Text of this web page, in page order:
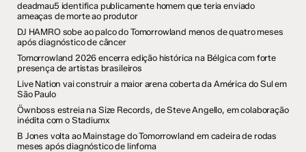
deadmau5 identifica publicamente homem que teria enviado
ameaças de morte ao produtor
DJ HAMRO sobe ao palco do Tomorrowland menos de quatro meses
após diagnóstico de câncer
Tomorrowland 2026 encerra edição histórica na Bélgica com forte
presença de artistas brasileiros
Live Nation vai construir a maior arena coberta da América do Sul em
São Paulo
Öwnboss estreia na Size Records, de Steve Angello, em colaboração
inédita com o Stadiumx
B Jones volta ao Mainstage do Tomorrowland em cadeira de rodas
meses após diagnóstico de linfoma